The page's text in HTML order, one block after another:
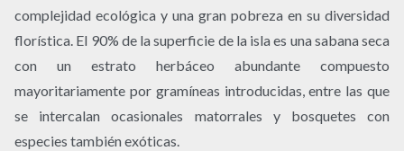
complejidad ecológica y una gran pobreza en su diversidad
florística. El 90% de la superficie de la isla es una sabana seca
con un estrato herbáceo abundante compuesto
mayoritariamente por gramíneas introducidas, entre las que
se intercalan ocasionales matorrales y bosquetes con
especies también exóticas.